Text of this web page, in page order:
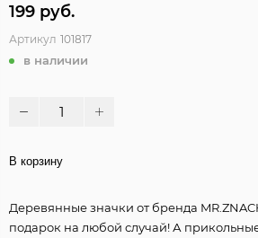
199 руб.
Артикул 101817
в наличии
В корзину
Деревянные значки от бренда
подарок на любой случай! А